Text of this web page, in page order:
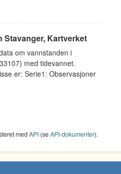
Stavanger, Kartverket
om vannstanden i
med tidevannet.
er: Serie1: Observasjoner
med API (seAPI-dokumenter).